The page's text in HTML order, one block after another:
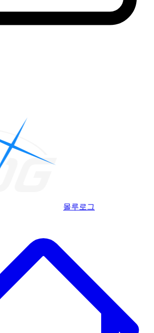
몰루로그